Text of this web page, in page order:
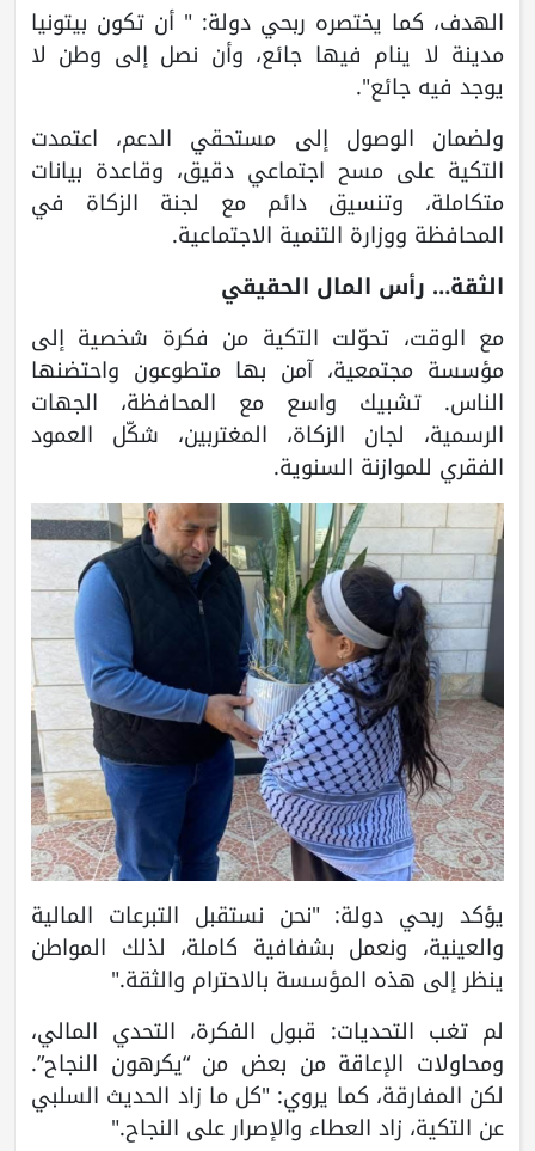
الهدف، كما يختصره ربحي دولة: " أن تكون بيتونيا
مدينة لا ينام فيها جائع، وأن نصل إلى وطن لا
يوجد فيه جائع".
ولضمان الوصول إلى مستحقي الدعم، اعتمدت
التكية على مسح اجتماعي دقيق، وقاعدة بيانات
متكاملة، وتنسيق دائم مع لجنة الزكاة في
المحافظة ووزارة التنمية الاجتماعية.
الثقة… رأس المال الحقيقي
مع الوقت، تحوّلت التكية من فكرة شخصية إلى
مؤسسة مجتمعية، آمن بها متطوعون واحتضنها
الناس. تشبيك واسع مع المحافظة، الجهات
الرسمية، لجان الزكاة، المغتربين، شكّل العمود
الفقري للموازنة السنوية.
يؤكد ربحي دولة: "نحن نستقبل التبرعات المالية
والعينية، ونعمل بشفافية كاملة، لذلك المواطن
ينظر إلى هذه المؤسسة بالاحترام والثقة."
لم تغب التحديات: قبول الفكرة، التحدي المالي،
ومحاولات الإعاقة من بعض من “يكرهون النجاح”.
لكن المفارقة، كما يروي: "كل ما زاد الحديث السلبي
عن التكية، زاد العطاء والإصرار على النجاح."